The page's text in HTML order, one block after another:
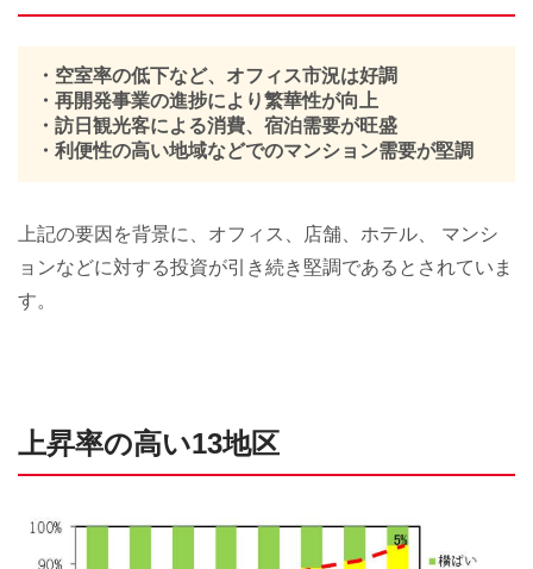
・空室率の低下など、オフィス市況は好調
・再開発事業の進捗により繁華性が向上
・訪日観光客による消費、宿泊需要が旺盛
・利便性の高い地域などでのマンション需要が堅調
上記の要因を背景に、オフィス、店舗、ホテル、 マンシ
ョンなどに対する投資が引き続き堅調であるとされていま
す。
上昇率の高い13地区